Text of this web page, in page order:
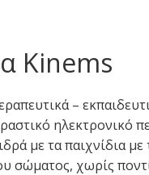
Kinems
–
ηλεκτρονικό
με τα παιχνίδια με
σώματος, χωρίς